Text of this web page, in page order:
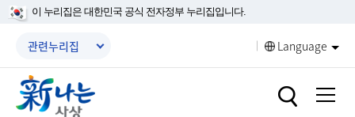
본문 바로가기
메인메뉴 바로가기
이 누리집은 대한민국 공식 전자정부 누리집입니다.
관련누리집 Language
기